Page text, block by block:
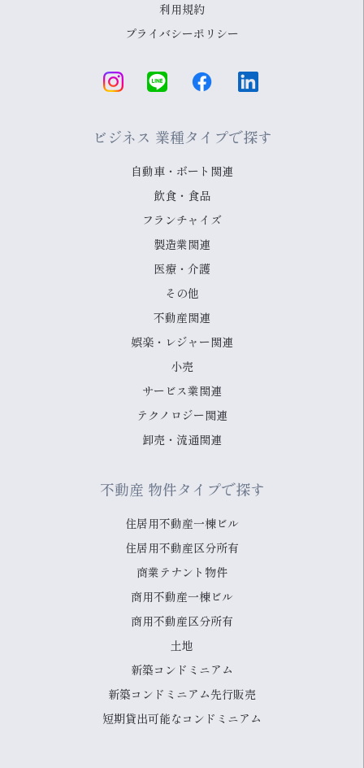
利用規約
プライバシーポリシー
不動産 物件タイプで探す
住居用不動産一棟ビル
住居用不動産区分所有
商業テナント物件
商用不動産一棟ビル
商用不動産区分所有
土地
新築コンドミニアム
新築コンドミニアム先行販売
短期貸出可能なコンドミニアム
ビジネス 業種タイプで探す
自動車・ボート関連
飲食・食品
フランチャイズ
製造業関連
医療・介護
その他
不動産関連
娯楽・レジャー関連
小売
サービス業関連
テクノロジー関連
卸売・流通関連